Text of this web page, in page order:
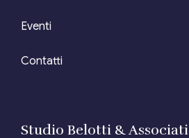
Eventi
Contatti
Studio Belotti & Associati